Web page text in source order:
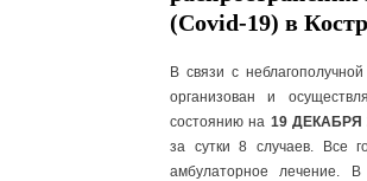
(Covid-19) в
В связи с
организован и
состоянию на 19 ДЕКАБРЯ
за сутки 8 случаев. Все
амбулаторное лечение. В